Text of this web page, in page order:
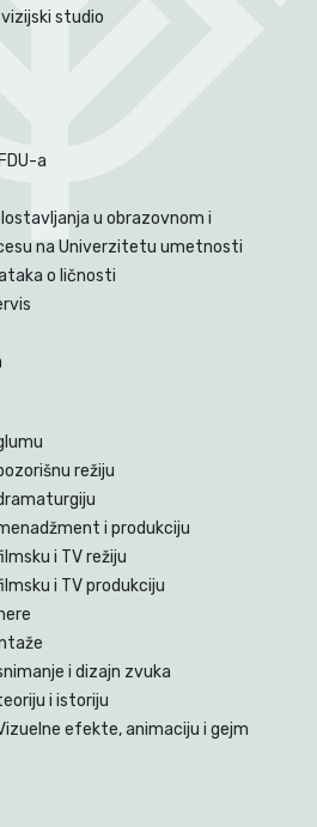
studio
a
u obrazovnom i
na Univerzitetu umetnosti
o ličnosti
režiju
i produkciju
i TV režiju
i TV produkciju
i dizajn zvuka
i istoriju
efekte, animaciju i gejm